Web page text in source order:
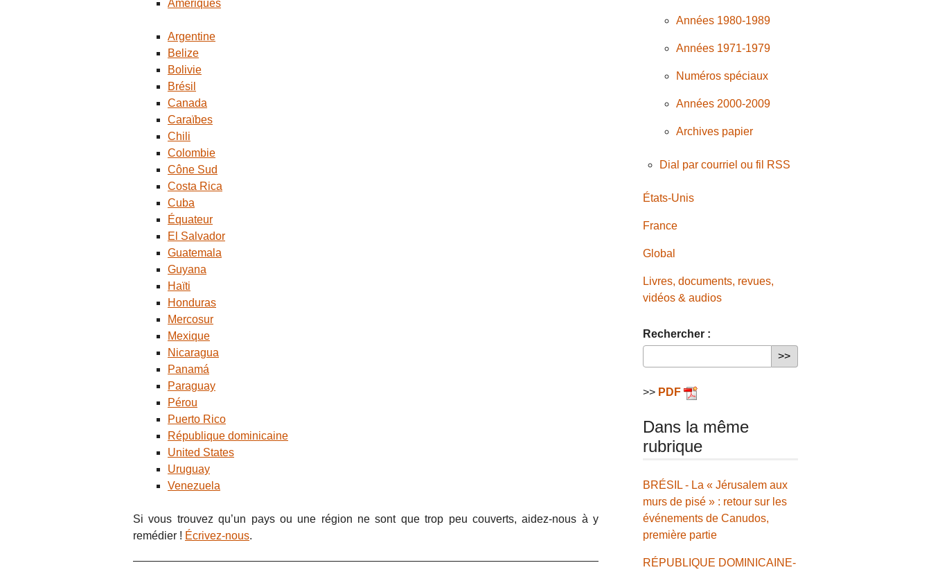
Amériques
Argentine
Belize
Bolivie
Brésil
Canada
Caraïbes
Chili
Colombie
Cône Sud
Costa Rica
Cuba
Équateur
El Salvador
Guatemala
Guyana
Haïti
Honduras
Mercosur
Mexique
Nicaragua
Panamá
Paraguay
Pérou
Puerto Rico
République dominicaine
United States
Uruguay
Venezuela
Si vous trouvez qu’un pays ou une région ne sont que trop peu couverts, aidez-nous à y
remédier ! Écrivez-nous.
Années 1980-1989
Années 1971-1979
Numéros spéciaux
Années 2000-2009
Archives papier
Dial par courriel ou fil RSS
États-Unis
France
Global
Livres, documents, revues,
vidéos & audios
Rechercher :
>> PDF
Dans la même
rubrique
BRÉSIL - La « Jérusalem aux
murs de pisé » : retour sur les
événements de Canudos,
première partie
RÉPUBLIQUE DOMINICAINE-